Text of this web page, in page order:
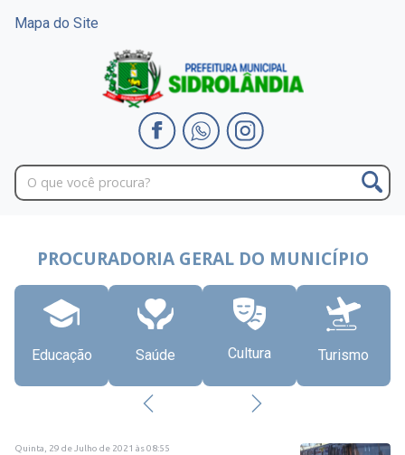
Mapa do Site
PROCURADORIA GERAL DO MUNICÍPIO
Educação Saúde Cultura Turismo
Quinta, 29 de Julho de 2021 às08:55